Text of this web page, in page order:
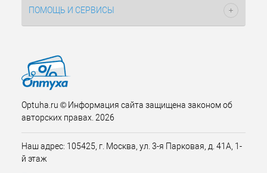
ПОМОЩЬ И СЕРВИСЫ
Optuha.ru © Информация сайта защищена законом об
авторских правах. 2026
Наш адрес: 105425, г. Москва, ул. 3-я Парковая, д. 41А, 1-
й этаж